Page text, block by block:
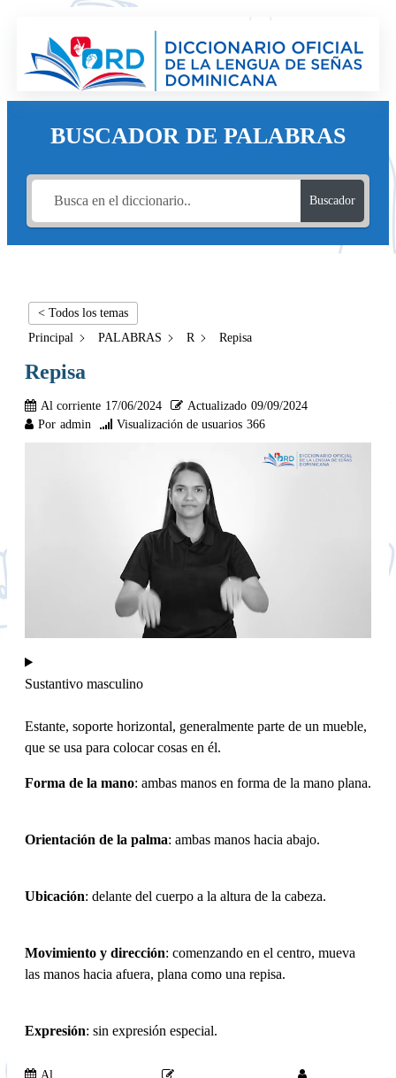
BUSCADOR DE PALABRAS
Buscador
< Todos los temas
Principal
PALABRAS R Repisa
Repisa
Al corriente 17/06/2024 Actualizado 09/09/2024
Por admin Visualización de usuarios 366
Sustantivo masculino
Estante, soporte horizontal, generalmente parte de un mueble,
que se usa para colocar cosas en él.
Forma de la mano: ambas manos en forma de la mano plana.
Orientación de la palma: ambas manos hacia abajo.
Ubicación: delante del cuerpo a la altura de la cabeza.
Movimiento y dirección: comenzando en el centro, mueva
las manos hacia afuera, plana como una repisa.
Expresión: sin expresión especial.
Al